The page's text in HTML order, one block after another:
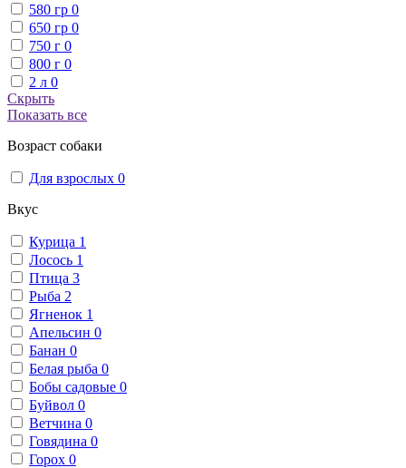
580 гр 0
650 гр 0
750 г 0
800 г 0
2 л 0
Скрыть
Показать все
Возраст собаки
Для взрослых 0
Вкус
Курица 1
Лосось 1
Птица 3
Рыба 2
Ягненок 1
Апельсин 0
Банан 0
Белая рыба 0
Бобы садовые 0
Буйвол 0
Ветчина 0
Говядина 0
Горох 0